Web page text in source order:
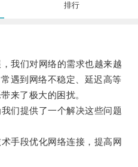
排行
们对网络的需求也越来越
遇到网络不稳定、延迟高等
来了极大的困扰。
提供了一个解决这些问题
段优化网络连接，提高网